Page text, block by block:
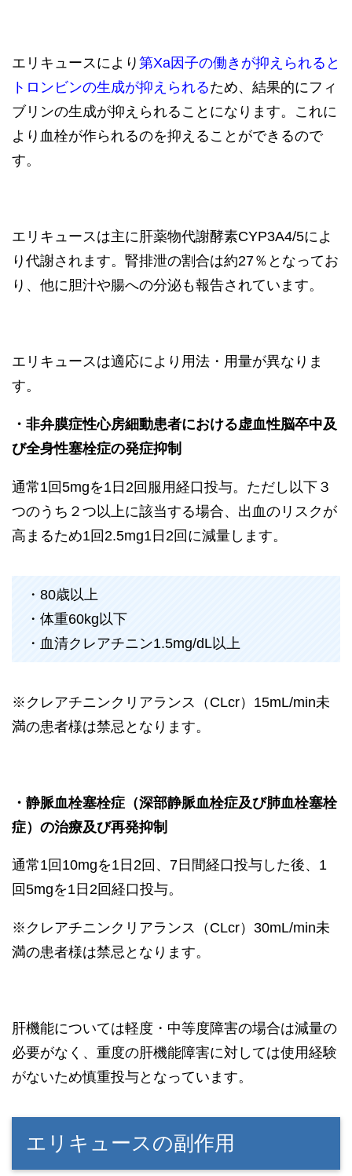
エリキュースにより 第Xa因子の働きが抑えられると
トロンビンの生成が抑えられるため、結果的にフィ
ブリンの生成が抑えられることになります。これに
より血栓が作られるのを抑えることができるので
す。
エリキュースは主に肝薬物代謝酵素CYP3A4/5によ
り代謝されます。腎排泄の割合は約27％となってお
り、他に胆汁や腸への分泌も報告されています。
エリキュースは適応により用法・用量が異なりま
す。
・非弁膜症性心房細動患者における虚血性脳卒中及
び全身性塞栓症の発症抑制
通常1回5mgを1日2回服用経口投与。ただし以下３
つのうち２つ以上に該当する場合、出血のリスクが
高まるため1回2.5mg1日2回に減量します。
・80歳以上
・体重60kg以下
・血清クレアチニン1.5mg/dL以上
※クレアチニンクリアランス（CLcr）15mL/min未
満の患者様は禁忌となります。
・静脈血栓塞栓症（深部静脈血栓症及び肺血栓塞栓
症）の治療及び再発抑制
通常1回10mgを1日2回、7日間経口投与した後、1
回5mgを1日2回経口投与。
※クレアチニンクリアランス（CLcr）30mL/min未
満の患者様は禁忌となります。
肝機能については軽度・中等度障害の場合は減量の
必要がなく、重度の肝機能障害に対しては使用経験
がないため慎重投与となっています。
エリキュースの副作用